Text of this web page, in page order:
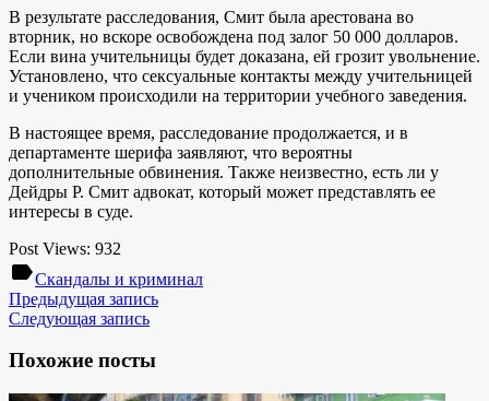
В результате расследования, Смит была арестована во
вторник, но вскоре освобождена под залог 50 000 долларов.
Если вина учительницы будет доказана, ей грозит увольнение.
Установлено, что сексуальные контакты между учительницей
и учеником происходили на территории учебного заведения.
В настоящее время, расследование продолжается, и в
департаменте шерифа заявляют, что вероятны
дополнительные обвинения. Также неизвестно, есть ли у
Дейдры Р. Смит адвокат, который может представлять ее
интересы в суде.
Post Views: 932
labelСкандалы и криминал
Предыдущая запись
Следующая запись
Похожие посты